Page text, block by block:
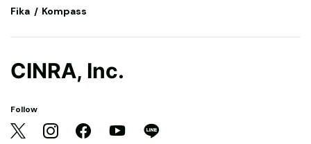
Fika Kompass
CINRA, Inc.
Follow